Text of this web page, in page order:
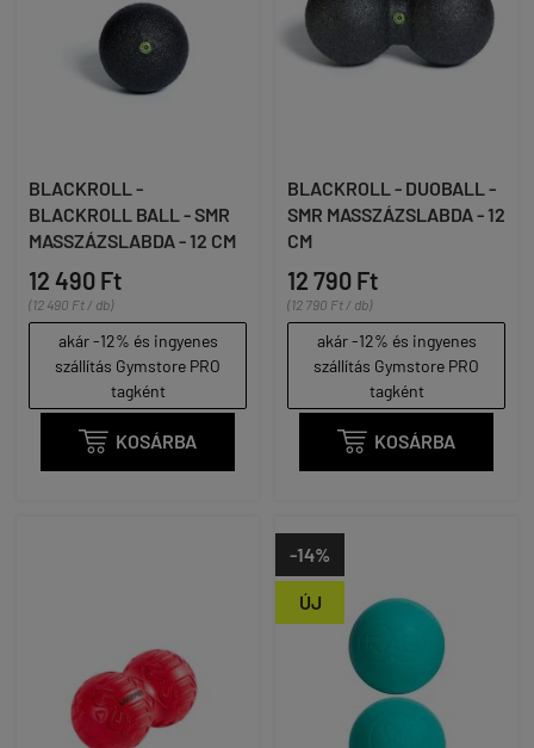
BLACKROLL -
BLACKROLL BALL - SMR
MASSZÁZSLABDA - 12 CM
12 490 Ft
(12 490 Ft / db)
akár -12% és ingyenes
szállítás Gymstore PRO
tagként
 KOSÁRBA
BLACKROLL - DUOBALL -
SMR MASSZÁZSLABDA - 12
CM
12 790 Ft
(12 790 Ft / db)
akár -12% és ingyenes
szállítás Gymstore PRO
tagként
 KOSÁRBA
ÚJ
-14%